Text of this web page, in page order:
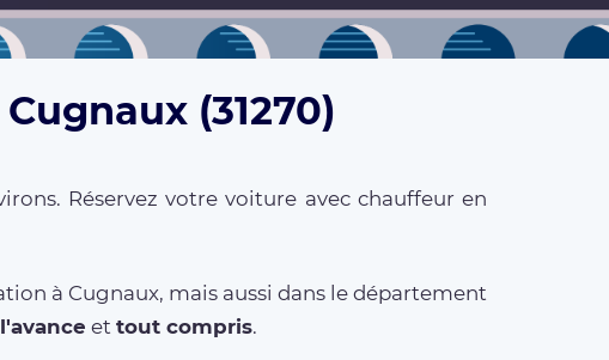
(31270)
Réservez votre voiture avec chauffeur en
à Cugnaux, mais aussi dans le département
et tout compris.